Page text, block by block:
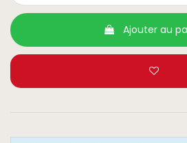
Ajouter au